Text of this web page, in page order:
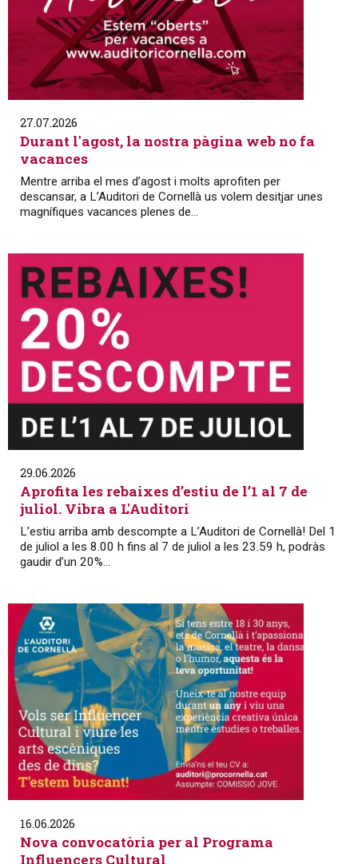
27.07.2026
Durant l'agost, la nostra pàgina web no fa
vacances
Mentre arriba el mes d’agost i molts aprofiten per
descansar, a L’Auditori de Cornellà us volem desitjar unes
magnífiques vacances plenes de...
29.06.2026
Aprofita les rebaixes d’estiu de l’1 al 7 de
juliol. Vibra a L'Auditori
L’estiu arriba amb descompte a L’Auditori de Cornellà! Del 1
de juliol a les 8.00 h fins al 7 de juliol a les 23.59 h, podràs
gaudir d’un 20%...
16.06.2026
Nova convocatòria per al Programa
Influencers Cultural